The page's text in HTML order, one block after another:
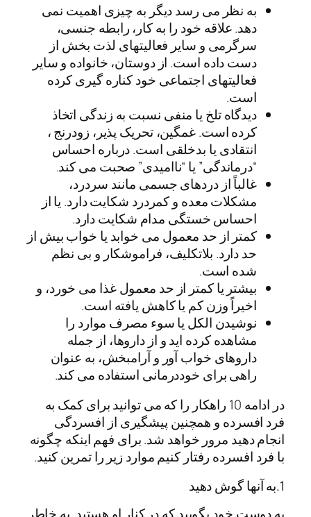
به نظر می رسد دیگر به چیزی اهمیت نمی
دهد. علاقه خود را به کار، رابطه جنسی،
سرگرمی و سایر فعالیتهای لذت بخش از
دست داده است. از دوستان، خانواده و سایر
فعالیتهای اجتماعی خود کناره گیری کرده
است.
دیدگاه تلخ یا منفی نسبت به زندگی اتخاذ
کرده است. غمگین، تحریک پذیر، زودرنج ،
انتقادی یا بدخلقی است. درباره احساس
“درماندگی” یا “ناامیدی” صحبت می کند.
غالباً از دردهای جسمی مانند سردرد،
مشکلات معده و کمردرد شکایت دارد. یا از
احساس خستگی مدام شکایت دارد.
کمتر از حد معمول می خوابد یا خواب بیش از
حد دارد. بلاتکلیف، فراموشکار و بی نظم
شده است.
بیشتر یا کمتر از حد معمول غذا می خورد، و
اخیراً وزن کم یا کاهش یافته است.
نوشیدن الکل یا سوء مصرف موارد را
مشاهده کرده اید و از داروها، از جمله
داروهای خواب آور و آرامبخش، به عنوان
راهی برای خوددرمانی استفاده می کند.
در ادامه 10 راهکار را که می توانید برای کمک به
فرد افسرده و همچنین پیشگیری از افسردگی
انجام دهید مرور خواهد شد. برای فهم اینکه چگونه
با فرد افسرده رفتار کنیم موارد زیر را تمرین کنید.
1.به آنها گوش دهید